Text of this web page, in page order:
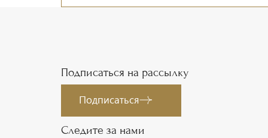
Подписаться на рассылку
Подписаться
Следите за нами